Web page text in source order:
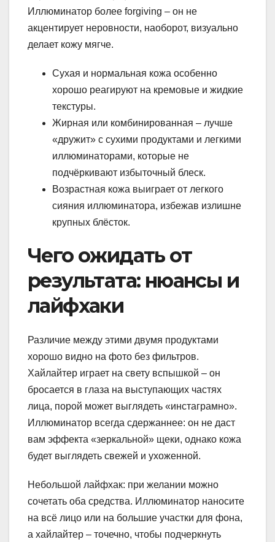
Иллюминатор более forgiving – он не
акцентирует неровности, наоборот, визуально
делает кожу мягче.
Сухая и нормальная кожа особенно
хорошо реагируют на кремовые и жидкие
текстуры.
Жирная или комбинированная – лучше
«дружит» с сухими продуктами и легкими
иллюминаторами, которые не
подчёркивают избыточный блеск.
Возрастная кожа выиграет от легкого
сияния иллюминатора, избежав излишне
крупных блёсток.
Чего ожидать от
результата: нюансы и
лайфхаки
Различие между этими двумя продуктами
хорошо видно на фото без фильтров.
Хайлайтер играет на свету вспышкой – он
бросается в глаза на выступающих частях
лица, порой может выглядеть «инстаграмно».
Иллюминатор всегда сдержаннее: он не даст
вам эффекта «зеркальной» щеки, однако кожа
будет выглядеть свежей и ухоженной.
Небольшой лайфхак: при желании можно
сочетать оба средства. Иллюминатор наносите
на всё лицо или на большие участки для фона,
а хайлайтер – точечно, чтобы подчеркнуть